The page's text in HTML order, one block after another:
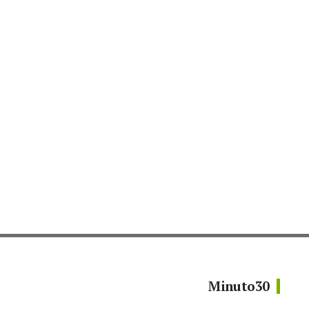
Minuto30